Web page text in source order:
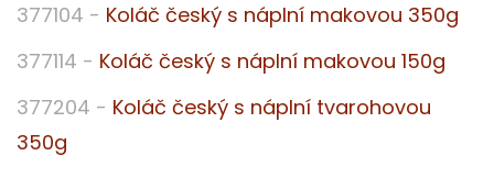
377104 - Koláč český s náplní makovou 350g
377114 - Koláč český s náplní makovou 150g
377204 - Koláč český s náplní tvarohovou
350g